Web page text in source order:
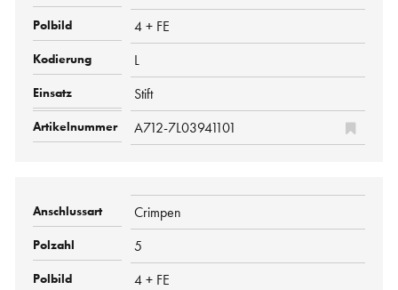
4 + FE
L
Stift
A712-7L03941101
Crimpen
5
4 + FE